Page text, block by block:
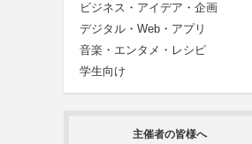
ビジネス・アイデア・企画
デジタル・Web・アプリ
音楽・エンタメ・レシピ
学生向け
主催者の皆様へ